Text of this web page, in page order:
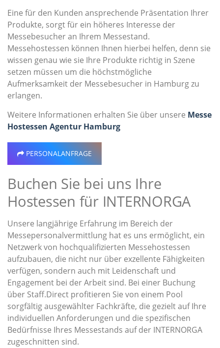
Eine für den Kunden ansprechende Präsentation Ihrer
Produkte, sorgt für ein höheres Interesse der
Messebesucher an Ihrem Messestand.
Messehostessen können Ihnen hierbei helfen, denn sie
wissen genau wie sie Ihre Produkte richtig in Szene
setzen müssen um die höchstmögliche
Aufmerksamkeit der Messebesucher in Hamburg zu
erlangen.
Weitere Informationen erhalten Sie über unsere Messe
Hostessen Agentur Hamburg
PERSONALANFRAGE
Buchen Sie bei uns Ihre
Hostessen für INTERNORGA
Unsere langjährige Erfahrung im Bereich der
Messepersonalvermittlung hat es uns ermöglicht, ein
Netzwerk von hochqualifizierten Messehostessen
aufzubauen, die nicht nur über exzellente Fähigkeiten
verfügen, sondern auch mit Leidenschaft und
Engagement bei der Arbeit sind. Bei einer Buchung
über Staff.Direct profitieren Sie von einem Pool
sorgfältig ausgewählter Fachkräfte, die gezielt auf Ihre
individuellen Anforderungen und die spezifischen
Bedürfnisse Ihres Messestands auf der INTERNORGA
zugeschnitten sind.